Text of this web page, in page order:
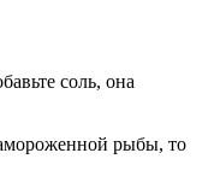
соль, она
рыбы, то